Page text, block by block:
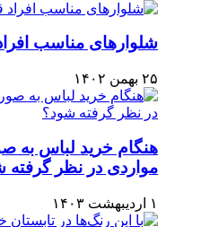
شلوارهای مناسب
۲۵ بهمن ۱۴۰۲
هنگام خرید لباس به
مواردی در نظر گرفته
۱ اردیبهشت ۱۴۰۳